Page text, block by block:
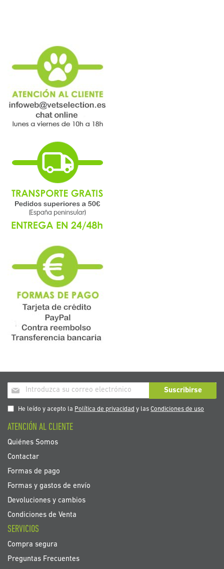
Inscríbase
a
nuestro
de
noticias:
Suscribirse
He leído y acepto la Política de privacidad y lasCondiciones de uso
ATENCIÓN AL CLIENTE
Quiénes Somos
Contactar
Formas de pago
Formas y gastos de envío
Devoluciones y cambios
Condiciones de Venta
SERVICIOS
Compra segura
Preguntas Frecuentes